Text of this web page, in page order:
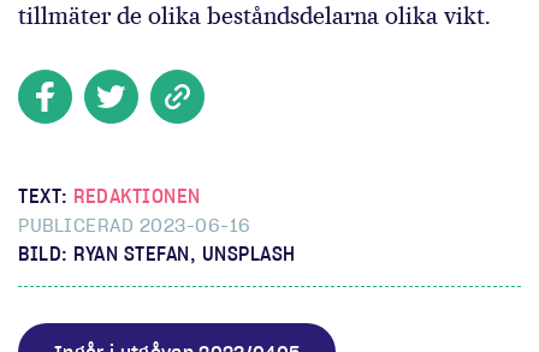
tillmäter de olika beståndsdelarna olika vikt.
TEXT: REDAKTIONEN
PUBLICERAD 2023-06-16
BILD: RYAN STEFAN, UNSPLASH